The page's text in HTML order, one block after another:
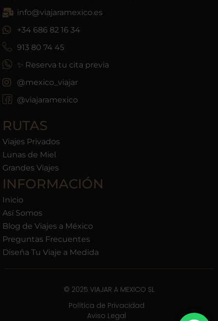
info@viajaramexico.es
+34 686 82 16 34
913 80 74 45
✨ Reserva tu cita previa
@mexico_viajar
@viajaramexico
RUTAS
Viajes Privados
Lunas de Miel
Grandes Viajes
INFORMACIÓN
Inicio
Así Somos
Blog de Viajes a México
Preguntas Frecuentes
Diseña Tu Viaje a Medida
© 2025 VIAJAR A MEXICO SL
Política de Privacidad
Aviso Legal